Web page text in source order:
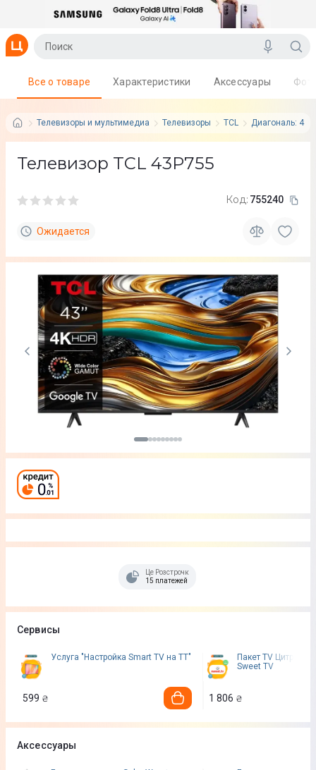
Телевизоры и мультимедиа Телевизоры TCL Диагональ: 43"
Все о товаре Характеристики Аксессуары
Телевизор TCL 43P755
Код: 755240
Ожидается
Це Розстрочка
15 платежей
Сервисы
Услуга "Настройка Smart TV на ТТ"
599 ₴
Пакет TV Цитрус
Sweet TV
1 806 ₴
Аксессуары